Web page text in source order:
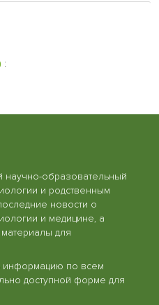
:
научно-образовательный
и родственным
новости о
и медицине, а
для
информацию по всем
доступной форме для